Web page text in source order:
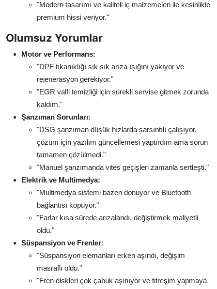
"Modern tasarımı ve kaliteli iç malzemeleri ile kesinlikle
premium hissi veriyor."
Olumsuz Yorumlar
Motor ve Performans:
"DPF tıkanıklığı sık sık arıza ışığını yakıyor ve
rejenerasyon gerekiyor."
"EGR valfi temizliği için sürekli servise gitmek zorunda
kaldım."
Şanzıman Sorunları:
"DSG şanzıman düşük hızlarda sarsıntılı çalışıyor,
çözüm için yazılım güncellemesi yaptırdım ama sorun
tamamen çözülmedi."
"Manuel şanzımanda vites geçişleri zamanla sertleşti."
Elektrik ve Multimedya:
"Multimedya sistemi bazen donuyor ve Bluetooth
bağlantısı kopuyor."
"Farlar kısa sürede arızalandı, değiştirmek maliyetli
oldu."
Süspansiyon ve Frenler:
"Süspansiyon elemanları erken aşındı, değişim
masraflı oldu."
"Fren diskleri çok çabuk aşınıyor ve titreşim yapmaya